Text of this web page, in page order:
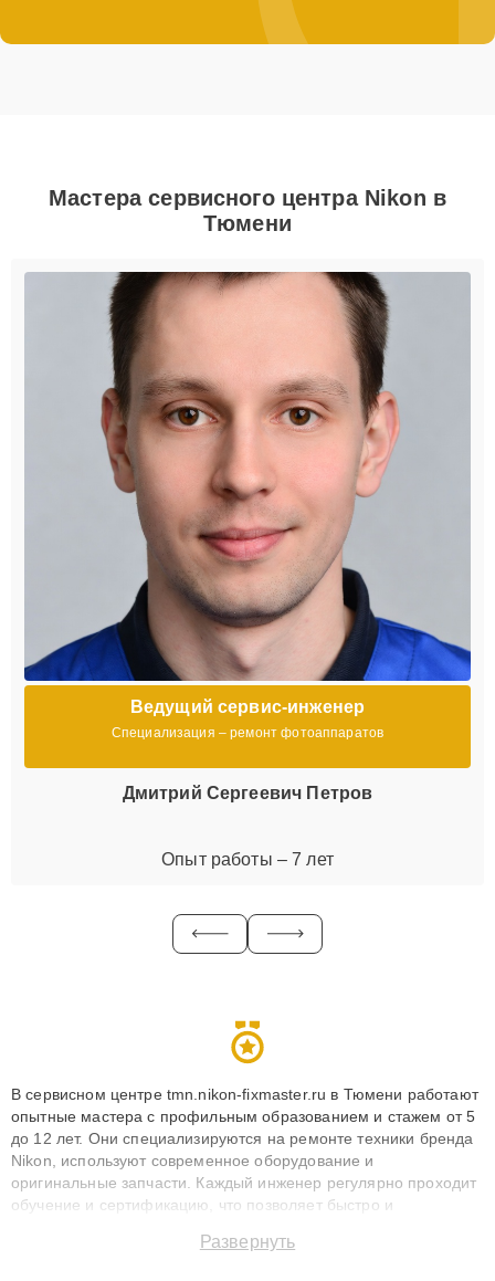
Мастера сервисного центра Nikon в
Тюмени
Ведущий сервис-инженер
Специализация – ремонт фотоаппаратов
Дмитрий Сергеевич Петров
Опыт работы – 7 лет
В сервисном центре tmn.nikon-fixmaster.ru в Тюмени работают
опытные мастера с профильным образованием и стажем от 5
до 12 лет. Они специализируются на ремонте техники бренда
Nikon, используют современное оборудование и
оригинальные запчасти. Каждый инженер регулярно проходит
обучение и сертификацию, что позволяет быстро и
сохранением гарантии до 3 лет. Наши мастера решают
Развернуть